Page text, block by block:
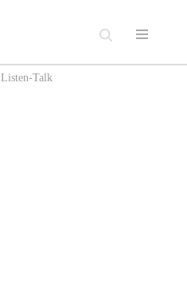
Listen-Talk